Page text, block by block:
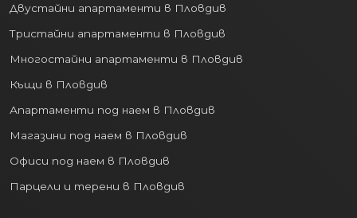
Двустайни апартаменти в Пловдив
Тристайни апартаменти в Пловдив
Многостайни апартаменти в Пловдив
Къщи в Пловдив
Апартаменти под наем в Пловдив
Магазини под наем в Пловдив
Офиси под наем в Пловдив
Парцели и терени в Пловдив